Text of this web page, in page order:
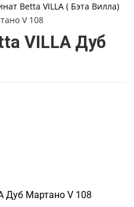
Betta VILLA ( Бэта Вилла)
V 108
VILLA Дуб